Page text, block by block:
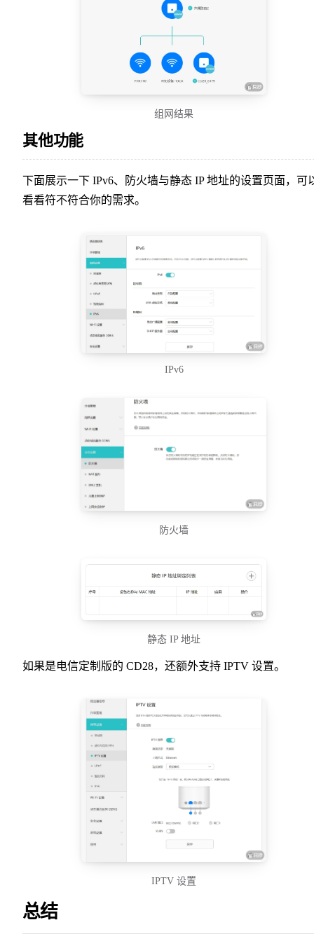
组网结果
其他功能
下面展示一下 IPv6、防火墙与静态 IP 地址的设置页面，可
看看符不符合你的需求。
IPv6
防火墙
静态 IP 地址
如果是电信定制版的 CD28，还额外支持 IPTV 设置。
IPTV 设置
总结